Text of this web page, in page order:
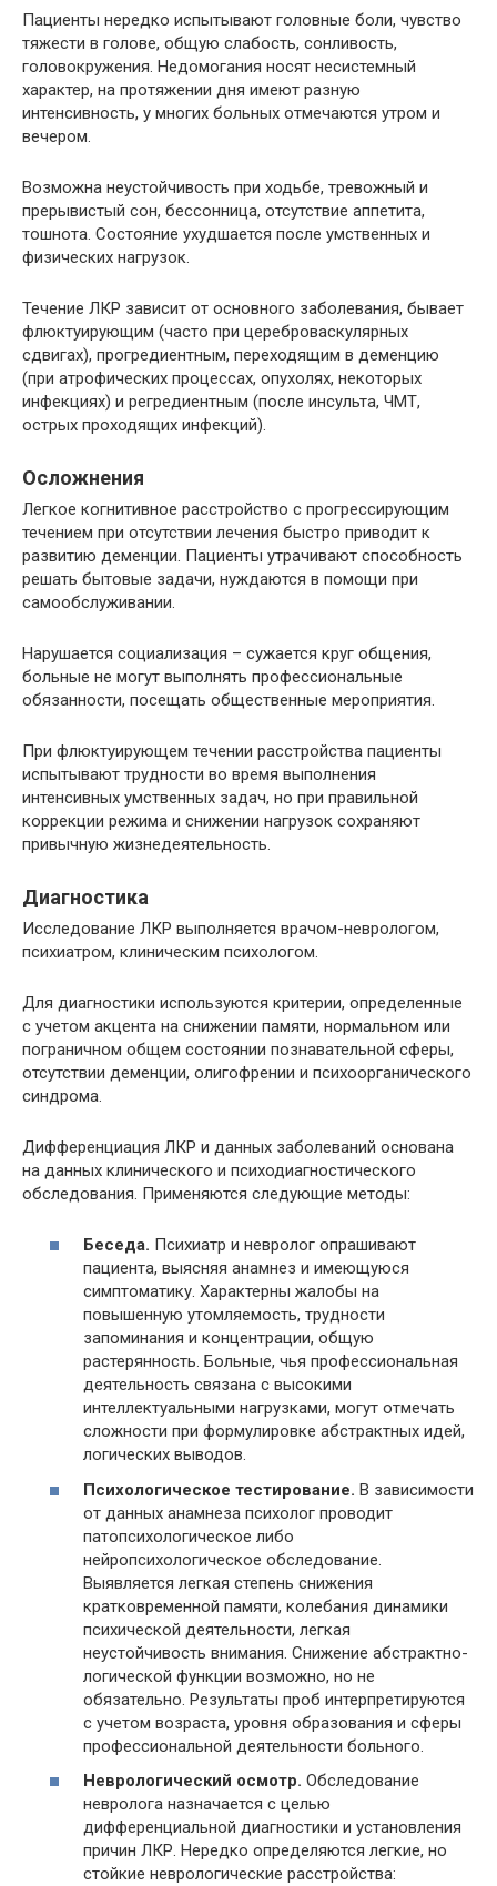
Пациенты нередко испытывают головные боли, чувство
тяжести в голове, общую слабость, сонливость,
головокружения. Недомогания носят несистемный
характер, на протяжении дня имеют разную
интенсивность, у многих больных отмечаются утром и
вечером.
Возможна неустойчивость при ходьбе, тревожный и
прерывистый сон, бессонница, отсутствие аппетита,
тошнота. Состояние ухудшается после умственных и
физических нагрузок.
Течение ЛКР зависит от основного заболевания, бывает
флюктуирующим (часто при цереброваскулярных
сдвигах), прогредиентным, переходящим в деменцию
(при атрофических процессах, опухолях, некоторых
инфекциях) и регредиентным (после инсульта, ЧМТ,
острых проходящих инфекций).
Осложнения
Легкое когнитивное расстройство с прогрессирующим
течением при отсутствии лечения быстро приводит к
развитию деменции. Пациенты утрачивают способность
решать бытовые задачи, нуждаются в помощи при
самообслуживании.
Нарушается социализация – сужается круг общения,
больные не могут выполнять профессиональные
обязанности, посещать общественные мероприятия.
При флюктуирующем течении расстройства пациенты
испытывают трудности во время выполнения
интенсивных умственных задач, но при правильной
коррекции режима и снижении нагрузок сохраняют
привычную жизнедеятельность.
Диагностика
Исследование ЛКР выполняется врачом-неврологом,
психиатром, клиническим психологом.
Для диагностики используются критерии, определенные
с учетом акцента на снижении памяти, нормальном или
пограничном общем состоянии познавательной сферы,
отсутствии деменции, олигофрении и психоорганического
синдрома.
Дифференциация ЛКР и данных заболеваний основана
на данных клинического и психодиагностического
обследования. Применяются следующие методы:
Беседа. Психиатр и невролог опрашивают
пациента, выясняя анамнез и имеющуюся
симптоматику. Характерны жалобы на
повышенную утомляемость, трудности
запоминания и концентрации, общую
растерянность. Больные, чья профессиональная
деятельность связана с высокими
интеллектуальными нагрузками, могут отмечать
сложности при формулировке абстрактных идей,
логических выводов.
Психологическое тестирование. В зависимости
от данных анамнеза психолог проводит
патопсихологическое либо
нейропсихологическое обследование.
Выявляется легкая степень снижения
кратковременной памяти, колебания динамики
психической деятельности, легкая
неустойчивость внимания. Снижение абстрактно-
логической функции возможно, но не
обязательно. Результаты проб интерпретируются
с учетом возраста, уровня образования и сферы
профессиональной деятельности больного.
Неврологический осмотр. Обследование
невролога назначается с целью
дифференциальной диагностики и установления
причин ЛКР. Нередко определяются легкие, но
стойкие неврологические расстройства: